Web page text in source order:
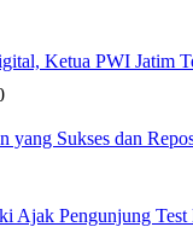
Ketua PWI Jatim
yang Sukses dan
Ajak Pengunjung Test